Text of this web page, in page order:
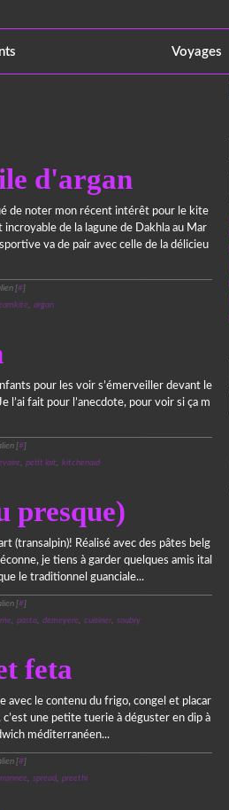
Voyages
d'argan
de noter mon récent intérêt pour le kite
de la lagune de Dakhla au Mar
va de pair avec celle de la délicieu
[#]
, argan
pour les voir s’émerveiller devant le
l’ai fait pour l’anecdote, pour voir si ça m
[#]
, petit lait, kitchenaid
presque)
(transalpin)! Réalisé avec des pâtes belg
je tiens à garder quelques amis ital
le traditionnel guanciale...
[#]
, pasta, demeyere, cuisiner, soubry
feta
le contenu du frigo, congel et placar
une petite tuerie à déguster en dip à
méditerranéen...
[#]
, spread, preethi